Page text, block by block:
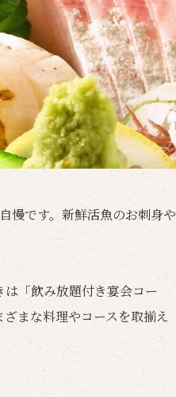
慢です。新鮮活魚のお刺身や
「飲み放題付き宴会コー
まな料理やコースを取揃え